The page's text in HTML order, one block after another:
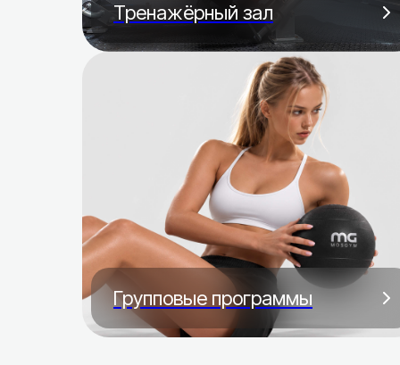
Тренажёрный зал
Групповые программы